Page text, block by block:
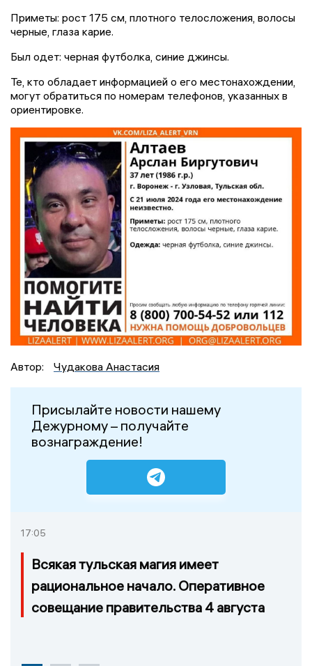
Приметы: рост 175 см, плотного телосложения, волосы
черные, глаза карие.
Был одет: черная футболка, синие джинсы.
Те, кто обладает информацией о его местонахождении,
могут обратиться по номерам телефонов, указанных в
ориентировке.
Автор: Чудакова Анастасия
Присылайте новости нашему
Дежурному – получайте
вознаграждение!
17:05
Всякая тульская магия имеет
рациональное начало. Оперативное
совещание правительства 4 августа